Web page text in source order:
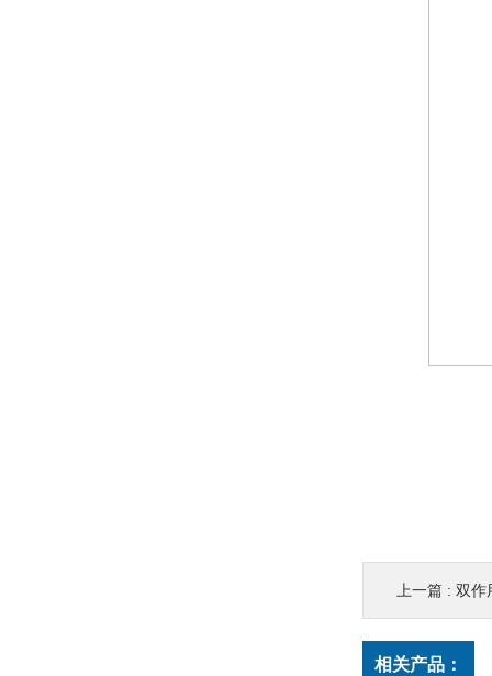
上一篇 : 双作用
相关产品：